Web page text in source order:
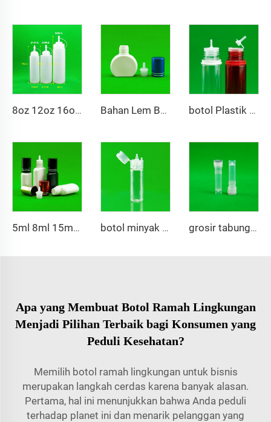
8oz 12oz 16oz Botol Saus Plastik LDPE Food Grade Squeeze Terlaris untuk Saus Salad Selai Botol dengan Ujung Panjang dan Tipis Bahan Lem Bulu Mata Sambungan Berbasis Plastik Pe Cepat Kering 10g Kemasan Kosmetik Sablon Kotak Karton Tutup Ulir botol Plastik PET Kosong 30ml 40ml 50ml 60ml 70ml 75ml dengan Tutup Pengaman
5ml 8ml 15ml Botol Lem Palsu Pengganti Botol Botol Refillable Lem Kontainer Jarum Blokade botol minyak esensial PET 10ml botol pipet plastik dengan tutup flip top grosir tabung ekstraksi plastik sampel lab 1,5 ml
Apa yang Membuat Botol Ramah Lingkungan
Menjadi Pilihan Terbaik bagi Konsumen yang
Peduli Kesehatan?
Memilih botol ramah lingkungan untuk bisnis
merupakan langkah cerdas karena banyak alasan.
Pertama, hal ini menunjukkan bahwa Anda peduli
terhadap planet ini dan menarik pelanggan yang